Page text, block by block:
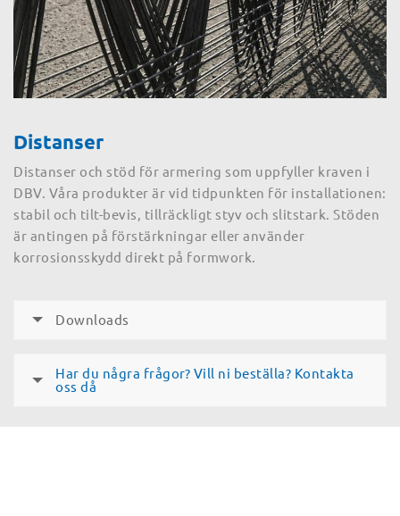
Distanser
Distanser och stöd för armering som uppfyller kraven i
DBV. Våra produkter är vid tidpunkten för installationen:
stabil och tilt-bevis, tillräckligt styv och slitstark. Stöden
är antingen på förstärkningar eller använder
korrosionsskydd direkt på formwork.
Downloads
Har du några frågor? Vill ni beställa? Kontakta
oss då